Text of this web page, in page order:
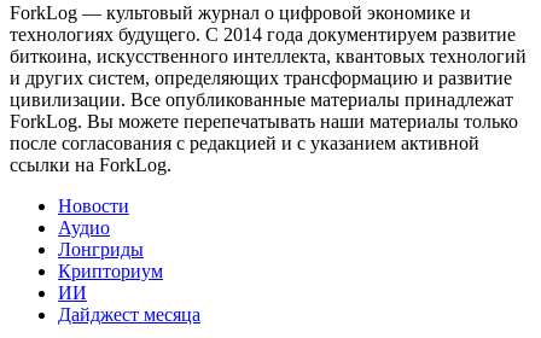
ForkLog — культовый журнал о цифровой экономике и
технологиях будущего. С 2014 года документируем развитие
биткоина, искусственного интеллекта, квантовых технологий
и других систем, определяющих трансформацию и развитие
цивилизации. Все опубликованные материалы принадлежат
ForkLog. Вы можете перепечатывать наши материалы только
после согласования с редакцией и с указанием активной
ссылки на ForkLog.
Новости
Аудио
Лонгриды
Крипториум
ИИ
Дайджест месяца